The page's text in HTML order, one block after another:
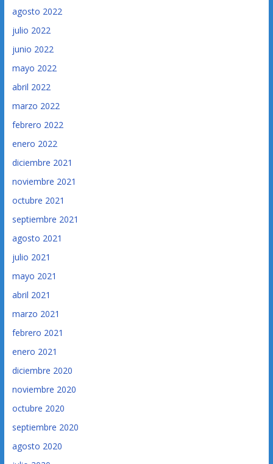
agosto 2022
julio 2022
junio 2022
mayo 2022
abril 2022
marzo 2022
febrero 2022
enero 2022
diciembre 2021
noviembre 2021
octubre 2021
septiembre 2021
agosto 2021
julio 2021
mayo 2021
abril 2021
marzo 2021
febrero 2021
enero 2021
diciembre 2020
noviembre 2020
octubre 2020
septiembre 2020
agosto 2020